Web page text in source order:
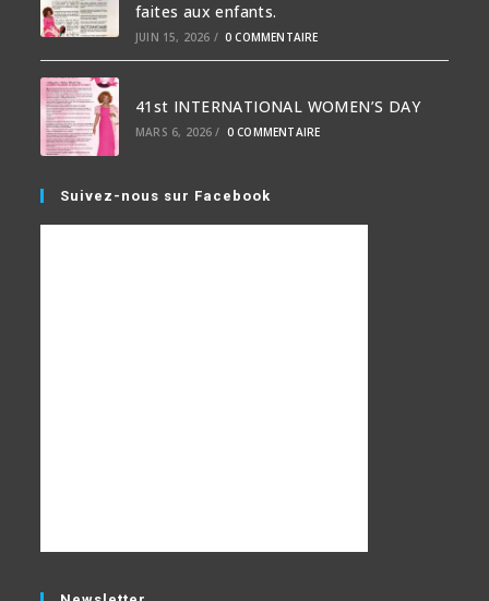
faites aux enfants.
JUIN 15, 2026 / 0 COMMENTAIRE
41st INTERNATIONAL WOMEN’S DAY
MARS 6, 2026 / 0 COMMENTAIRE
Suivez-nous sur Facebook